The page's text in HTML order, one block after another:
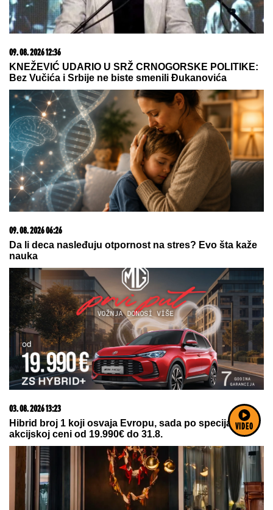
VIDEO
15. 07. 2026 07:44
Većina građana izgubi novac pre nego što stigne na
letovanje - ovih 7 troškova skoro niko ne planira
06. 08. 2026 09:39
Marija (3) se igrala u dvorištu i samo je nestala: Posle
42 godine otac je pronašao, zanemeo je kada je saznao
gde je bila
05. 08. 2026 06:45
Šta dete nasleđuje od oca, a šta od majke? Sve što
treba da znate o genetici